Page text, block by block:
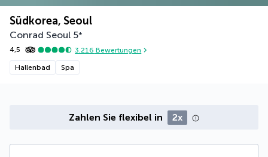
Südkorea, Seoul
Conrad Seoul 5*
4,5 3.216 Bewertungen
Hallenbad Spa
Zahlen Sie flexibel in 2x